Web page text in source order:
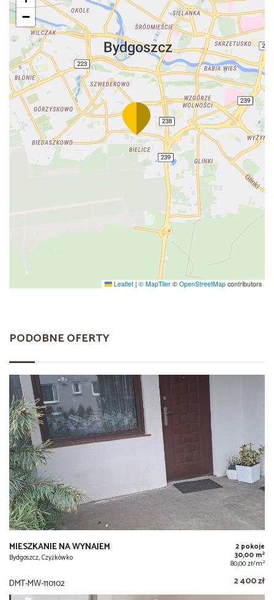
−
Leaflet | © MapTiler © OpenStreetMap contributors
PODOBNE OFERTY
MIESZKANIE NA WYNAJEM
Bydgoszcz, Czyżkówko
2 pokoje
30,00 m2
80,00 zł/m2
DMT-MW-110102 2 400 zł